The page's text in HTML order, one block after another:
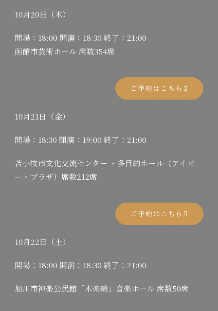
10月20日（木）
開場：18:00 開演：18:30 終了：21:00
函館市芸術ホール 席数354席
ご予約はこちら
10月21日（金）
開場：18:30 開演：19:00 終了：21:00
苫小牧市文化交流センター ・多目的ホール（アイビ
ー・プラザ）席数212席
ご予約はこちら
10月22日（土）
開場：18:00 開演：18:30 終了：21:00
旭川市神楽公民館「木楽輪」音楽ホール 席数50席